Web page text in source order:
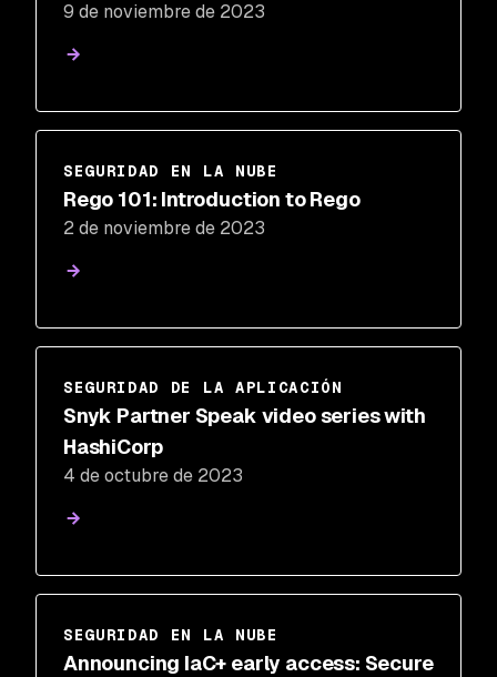
9 de noviembre de 2023
SEGURIDAD EN LA NUBE
Rego 101: Introduction to Rego
2 de noviembre de 2023
SEGURIDAD DE LA APLICACIÓN
Snyk Partner Speak video series with
HashiCorp
4 de octubre de 2023
SEGURIDAD EN LA NUBE
Announcing IaC+ early access: Secure